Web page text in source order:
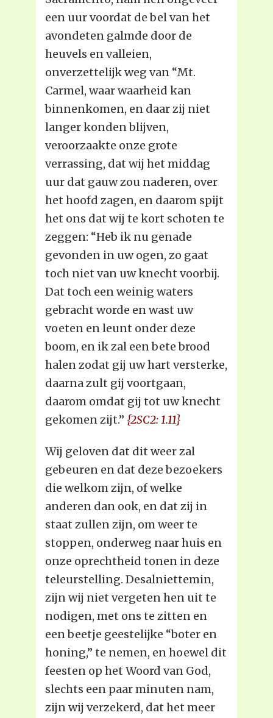
een uur voordat de bel van het
avondeten galmde door de
heuvels en valleien,
onverzettelijk weg van “Mt.
Carmel, waar waarheid kan
binnenkomen, en daar zij niet
langer konden blijven,
veroorzaakte onze grote
verrassing, dat wij het middag
uur dat gauw zou naderen, over
het hoofd zagen, en daarom spijt
het ons dat wij te kort schoten te
zeggen: “Heb ik nu genade
gevonden in uw ogen, zo gaat
toch niet van uw knecht voorbij.
Dat toch een weinig waters
gebracht worde en wast uw
voeten en leunt onder deze
boom, en ik zal een bete brood
halen zodat gij uw hart versterke,
daarna zult gij voortgaan,
daarom omdat gij tot uw knecht
gekomen zijt.” {2SC2: 1.11}
Wij geloven dat dit weer zal
gebeuren en dat deze bezoekers
die welkom zijn, of welke
anderen dan ook, en dat zij in
staat zullen zijn, om weer te
stoppen, onderweg naar huis en
onze oprechtheid tonen in deze
teleurstelling. Desalniettemin,
zijn wij niet vergeten hen uit te
nodigen, met ons te zitten en
een beetje geestelijke “boter en
honing,” te nemen, en hoewel dit
feesten op het Woord van God,
slechts een paar minuten nam,
zijn wij verzekerd, dat het meer